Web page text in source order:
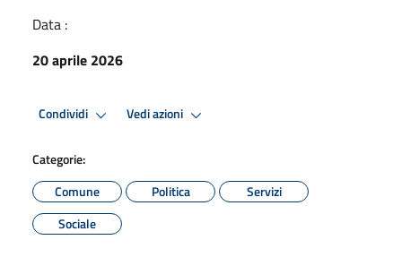
Data :
20 aprile 2026
Condividi Vedi azioni
Categorie:
Comune
Politica
Servizi
Sociale